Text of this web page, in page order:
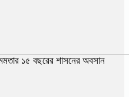
মমতার ১৫ বছরের শাসনের অবসান